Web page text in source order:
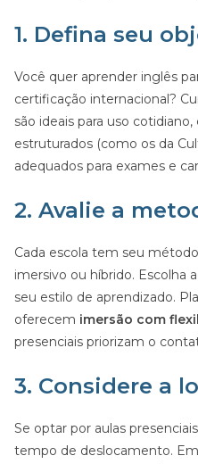
1. Defina seu
Você quer aprender inglês
certificação internacional?
são ideais para uso
estruturados (como os da
adequados para exames e
2. Avalie a
Cada escola tem seu
imersivo ou híbrido. Escolha
seu estilo de aprendizado.
oferecem imersão com
presenciais priorizam o
3. Considere a
Se optar por aulas
tempo de deslocamento.